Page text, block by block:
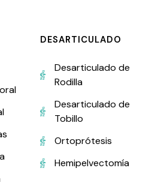
DESARTICULADO
Desarticulado de
Rodilla
Desarticulado de
Tobillo
Ortoprótesis
Hemipelvectomía